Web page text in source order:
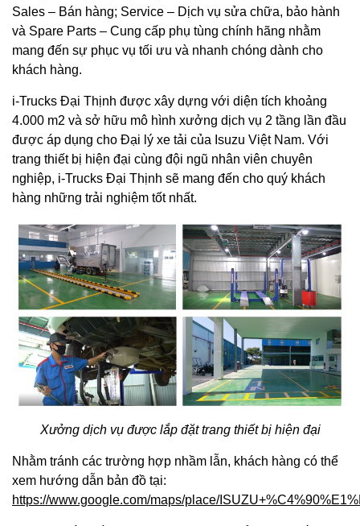
Sales – Bán hàng; Service – Dịch vụ sửa chữa, bảo hành
và Spare Parts – Cung cấp phụ tùng chính hãng nhằm
mang đến sự phục vụ tối ưu và nhanh chóng dành cho
khách hàng.
i-Trucks Đại Thịnh được xây dựng với diện tích khoảng
4.000 m2 và sở hữu mô hình xưởng dịch vụ 2 tầng lần đầu
được áp dụng cho Đại lý xe tải của Isuzu Việt Nam. Với
trang thiết bị hiện đại cùng đội ngũ nhân viên chuyên
nghiệp, i-Trucks Đại Thịnh sẽ mang đến cho quý khách
hàng những trải nghiệm tốt nhất.
Xưởng dịch vụ được lắp đặt trang thiết bị hiện đại
Nhằm tránh các trường hợp nhầm lẫn, khách hàng có thể
xem hướng dẫn bản đồ tại:
https://www.google.com/maps/place/